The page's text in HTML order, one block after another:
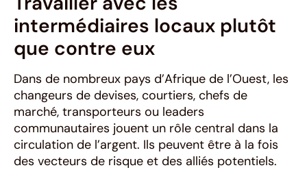
intermédiaires locaux plutôt
que contre eux
Dans de nombreux pays d’Afrique de l’Ouest, les
changeurs de devises, courtiers, chefs de
marché, transporteurs ou leaders
communautaires jouent un rôle central dans la
circulation de l’argent. Ils peuvent être à la fois
des vecteurs de risque et des alliés potentiels.